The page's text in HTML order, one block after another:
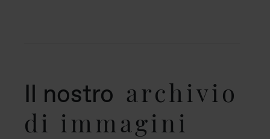
Il nostro archivio
di immagini